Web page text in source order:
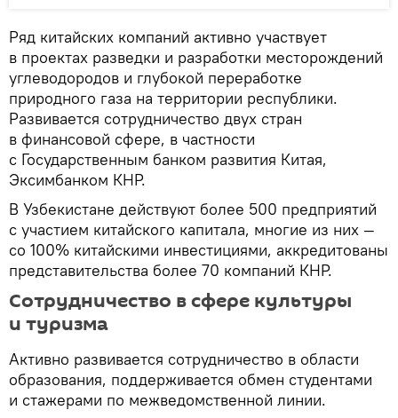
Ряд китайских компаний активно участвует
в проектах разведки и разработки месторождений
углеводородов и глубокой переработке
природного газа на территории республики.
Развивается сотрудничество двух стран
в финансовой сфере, в частности
с Государственным банком развития Китая,
Эксимбанком КНР.
В Узбекистане действуют более 500 предприятий
с участием китайского капитала, многие из них —
со 100% китайскими инвестициями, аккредитованы
представительства более 70 компаний КНР.
Сотрудничество в сфере культуры
и туризма
Активно развивается сотрудничество в области
образования, поддерживается обмен студентами
и стажерами по межведомственной линии.